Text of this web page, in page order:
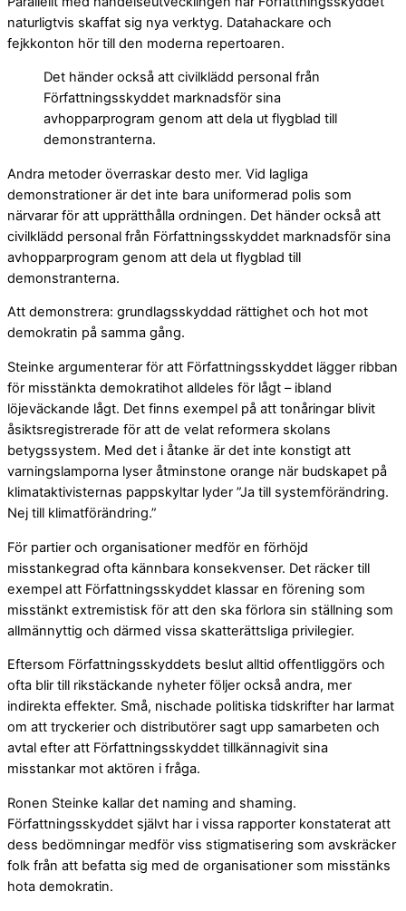
naturligtvis skaffat sig nya verktyg. Datahackare och
fejkkonton hör till den moderna repertoaren.
Det händer också att civilklädd personal från
Författningsskyddet marknadsför sina
avhopparprogram genom att dela ut flygblad till
demonstranterna.
Andra metoder överraskar desto mer. Vid lagliga
demonstrationer är det inte bara uniformerad polis som
närvarar för att upprätthålla ordningen. Det händer också att
civilklädd personal från Författningsskyddet marknadsför sina
avhopparprogram genom att dela ut flygblad till
demonstranterna.
Att demonstrera: grundlagsskyddad rättighet och hot mot
demokratin på samma gång.
Steinke argumenterar för att Författningsskyddet lägger ribban
för misstänkta demokratihot alldeles för lågt – ibland
löjeväckande lågt. Det finns exempel på att tonåringar blivit
åsiktsregistrerade för att de velat reformera skolans
betygssystem. Med det i åtanke är det inte konstigt att
varningslamporna lyser åtminstone orange när budskapet på
klimataktivisternas pappskyltar lyder ”Ja till systemförändring.
Nej till klimatförändring.”
För partier och organisationer medför en förhöjd
misstankegrad ofta kännbara konsekvenser. Det räcker till
exempel att Författningsskyddet klassar en förening som
misstänkt extremistisk för att den ska förlora sin ställning som
allmännyttig och därmed vissa skatterättsliga privilegier.
Eftersom Författningsskyddets beslut alltid offentliggörs och
ofta blir till rikstäckande nyheter följer också andra, mer
indirekta effekter. Små, nischade politiska tidskrifter har larmat
om att tryckerier och distributörer sagt upp samarbeten och
avtal efter att Författningsskyddet tillkännagivit sina
misstankar mot aktören i fråga.
Ronen Steinke kallar det naming and shaming.
Författningsskyddet självt har i vissa rapporter konstaterat att
dess bedömningar medför viss stigmatisering som avskräcker
folk från att befatta sig med de organisationer som misstänks
hota demokratin.